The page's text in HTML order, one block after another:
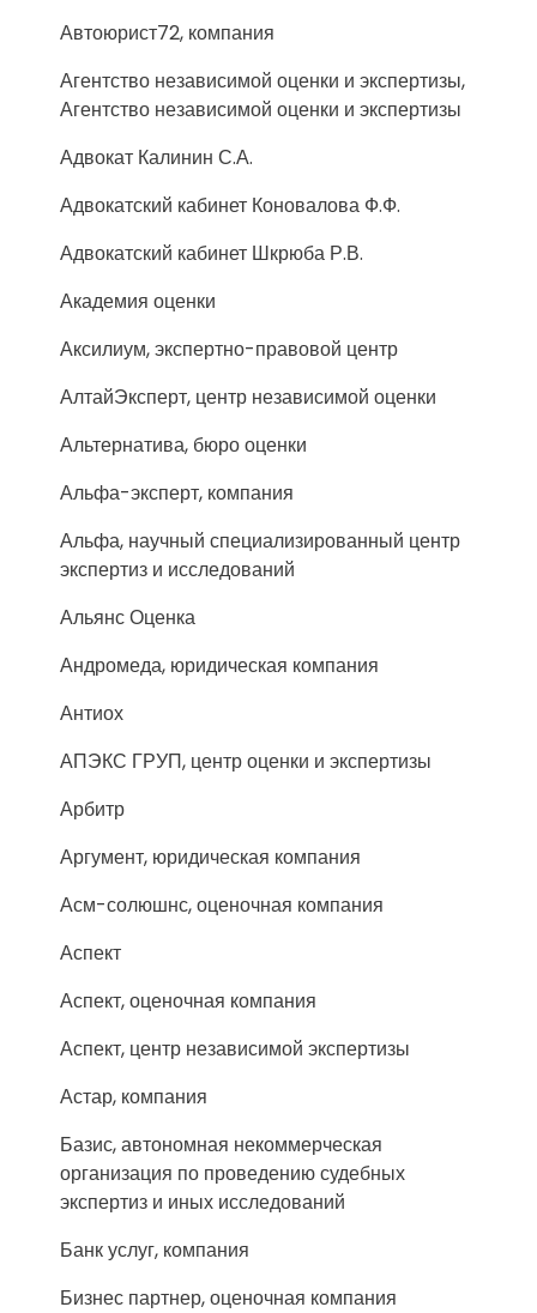
Автоюрист72, компания
Агентство независимой оценки и экспертизы,
Агентство независимой оценки и экспертизы
Адвокат Калинин С.А.
Адвокатский кабинет Коновалова Ф.Ф.
Адвокатский кабинет Шкрюба Р.В.
Академия оценки
Аксилиум, экспертно-правовой центр
АлтайЭксперт, центр независимой оценки
Альтернатива, бюро оценки
Альфа-эксперт, компания
Альфа, научный специализированный центр
экспертиз и исследований
Альянс Оценка
Андромеда, юридическая компания
Антиох
АПЭКС ГРУП, центр оценки и экспертизы
Арбитр
Аргумент, юридическая компания
Асм-солюшнс, оценочная компания
Аспект
Аспект, оценочная компания
Аспект, центр независимой экспертизы
Астар, компания
Базис, автономная некоммерческая
организация по проведению судебных
экспертиз и иных исследований
Банк услуг, компания
Бизнес партнер, оценочная компания